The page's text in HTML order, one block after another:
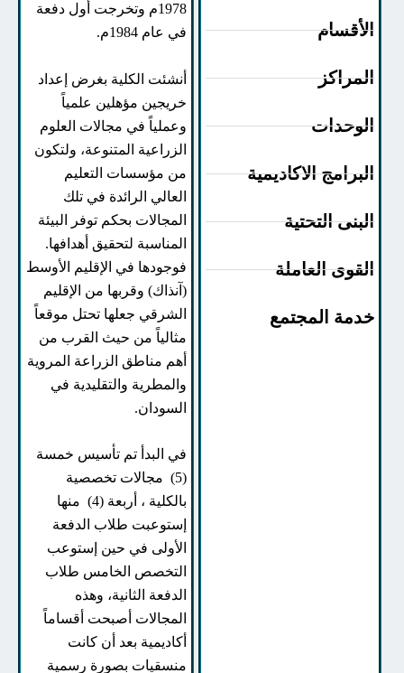
الاكاديمية
التحتية
العاملة
المجتمع
1978م وتخرجت أول دفعة
في عام 1984م.
أنشئت الكلية بغرض إعداد
خريجين مؤهلين علمياً
وعملياً في مجالات العلوم
الزراعية المتنوعة، ولتكون
من مؤسسات التعليم
العالي الرائدة في تلك
المجالات بحكم توفر البيئة
المناسبة لتحقيق أهدافها.
فوجودها في الإقليم الأوسط
(آنذاك) وقربها من الإقليم
الشرقي جعلها تحتل موقعاً
مثالياً من حيث القرب من
أهم مناطق الزراعة المروية
والمطرية والتقليدية في
السودان.
في البدأ تم تأسيس خمسة
(5) مجالات تخصصية
بالكلية ، أربعة (4) منها
إستوعبت طلاب الدفعة
الأولى في حين إستوعب
التخصص الخامس طلاب
الدفعة الثانية، وهذه
المجالات أصبحت أقساماً
أكاديمية بعد أن كانت
منسقيات بصورة رسمية